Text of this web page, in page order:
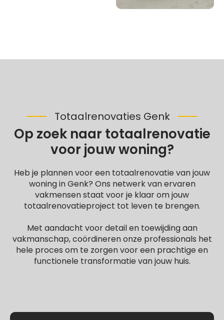
Totaalrenovaties Genk
Op zoek naar totaalrenovatie
voor jouw woning?
Heb je plannen voor een totaalrenovatie van jouw
woning in Genk? Ons netwerk van ervaren
vakmensen staat voor je klaar om jouw
totaalrenovatieproject tot leven te brengen.
Met aandacht voor detail en toewijding aan
vakmanschap, coördineren onze professionals het
hele proces om te zorgen voor een prachtige en
functionele transformatie van jouw huis.